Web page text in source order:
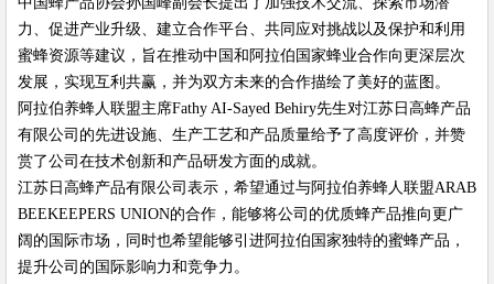
力、促进产业升级、建立合作平台、共同应对挑战以及保护和利用
蜜蜂资源等建议，旨在推动中国和阿拉伯国家蜂业合作向更深层次
发展，实现互利共赢，并为双方未来的合作描绘了美好的蓝图。
阿拉伯养蜂人联盟主席Fathy AI-Sayed Behiry先生对江苏日高蜂产品
有限公司的先进设施、生产工艺和产品质量给予了高度评价，并赞
赏了公司在技术创新和产品研发方面的成就。
江苏日高蜂产品有限公司表示，希望通过与阿拉伯养蜂人联盟ARAB
BEEKEEPERS UNION的合作，能够将公司的优质蜂产品推向更广
阔的国际市场，同时也希望能够引进阿拉伯国家独特的蜜蜂产品，
提升公司的国际影响力和竞争力。